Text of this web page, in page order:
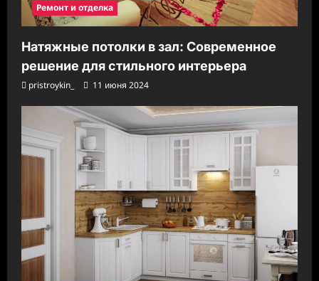
Ремонт и отделка
Натяжные потолки в зал: Современное
решение для стильного интерьера
pristroykin_ 11 июня 2024